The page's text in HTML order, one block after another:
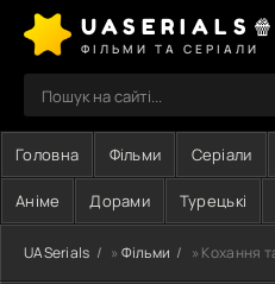
UASERIALS🍿
ФІЛЬМИ ТА СЕРІАЛИ
Головна Фільми Серіали
Аніме Дорами Турецькі
UASerials » Фільми » Кохання